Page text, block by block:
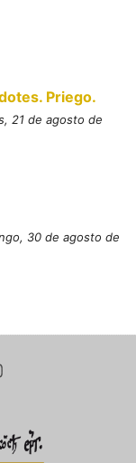
Priego.
21 de agosto de
30 de agosto de